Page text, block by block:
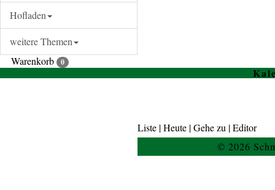
Hofladen
weitere Themen
Warenkorb
0
Liste | Heute |Gehe zu |Editor
© 2026